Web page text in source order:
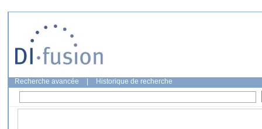
Recherche avancée Historique de recherche